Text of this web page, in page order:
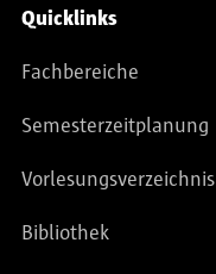
Service-Navigation
Quicklinks
Fachbereiche
Semesterzeitplanung
Vorlesungsverzeichnis
Bibliothek